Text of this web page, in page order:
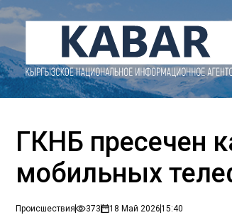
ГКНБ пресечен
мобильных
Происшествия 373 18 Май 202615:40